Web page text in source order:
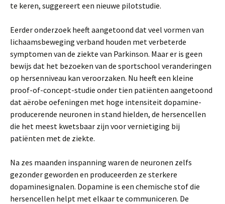
te keren, suggereert een nieuwe pilotstudie.
Eerder onderzoek heeft aangetoond dat veel vormen van
lichaamsbeweging verband houden met verbeterde
symptomen van de ziekte van Parkinson. Maar er is geen
bewijs dat het bezoeken van de sportschool veranderingen
op hersenniveau kan veroorzaken. Nu heeft een kleine
proof-of-concept-studie onder tien patiënten aangetoond
dat aërobe oefeningen met hoge intensiteit dopamine-
producerende neuronen in stand hielden, de hersencellen
die het meest kwetsbaar zijn voor vernietiging bij
patiënten met de ziekte.
Na zes maanden inspanning waren de neuronen zelfs
gezonder geworden en produceerden ze sterkere
dopaminesignalen. Dopamine is een chemische stof die
hersencellen helpt met elkaar te communiceren. De